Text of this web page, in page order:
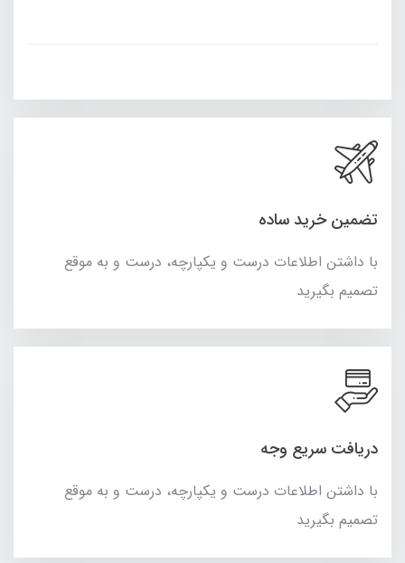
تضمین خرید ساده
با داشتن اطلاعات درست و یکپارچه، درست و به موقع
تصمیم بگیرید
دریافت سریع وجه
با داشتن اطلاعات درست و یکپارچه، درست و به موقع
تصمیم بگیرید